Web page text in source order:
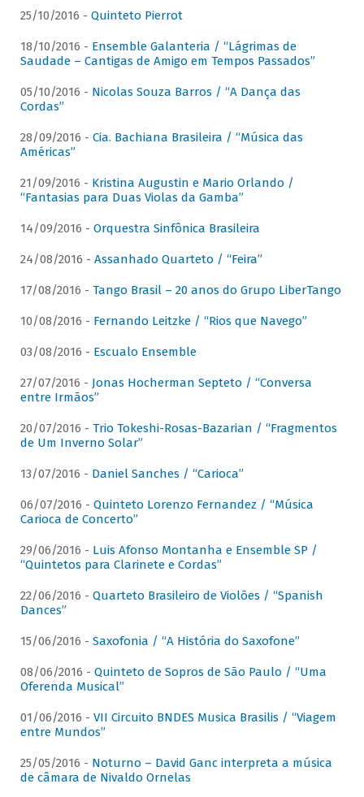
25/10/2016 - Quinteto Pierrot
18/10/2016 - Ensemble Galanteria / “Lágrimas de
Saudade – Cantigas de Amigo em Tempos Passados”
05/10/2016 - Nicolas Souza Barros / “A Dança das
Cordas”
28/09/2016 - Cia. Bachiana Brasileira / “Música das
Américas”
21/09/2016 - Kristina Augustin e Mario Orlando /
“Fantasias para Duas Violas da Gamba”
14/09/2016 - Orquestra Sinfônica Brasileira
24/08/2016 - Assanhado Quarteto / “Feira”
17/08/2016 - Tango Brasil – 20 anos do Grupo LiberTango
10/08/2016 - Fernando Leitzke / “Rios que Navego”
03/08/2016 - Escualo Ensemble
27/07/2016 - Jonas Hocherman Septeto / “Conversa
entre Irmãos”
20/07/2016 - Trio Tokeshi-Rosas-Bazarian / “Fragmentos
de Um Inverno Solar”
13/07/2016 - Daniel Sanches / “Carioca”
06/07/2016 - Quinteto Lorenzo Fernandez / “Música
Carioca de Concerto”
29/06/2016 - Luis Afonso Montanha e Ensemble SP /
“Quintetos para Clarinete e Cordas”
22/06/2016 - Quarteto Brasileiro de Violões / “Spanish
Dances”
15/06/2016 - Saxofonia / “A História do Saxofone”
08/06/2016 - Quinteto de Sopros de São Paulo / “Uma
Oferenda Musical”
01/06/2016 - VII Circuito BNDES Musica Brasilis / “Viagem
entre Mundos”
25/05/2016 - Noturno – David Ganc interpreta a música
de câmara de Nivaldo Ornelas